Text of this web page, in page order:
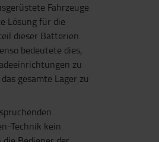
Fahrzeuge
Lösung für die
dieser Batterien
bedeutete dies,
zu
gesamte Lager zu
Technik kein